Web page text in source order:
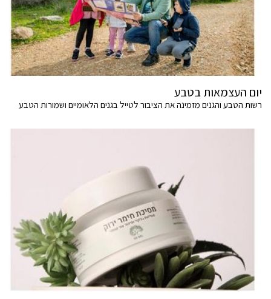
יום העצמאות בטבע
רשות הטבע והגנים מזמינה את הציבור לטייל בגנים הלאומיים ושמורות הטבע